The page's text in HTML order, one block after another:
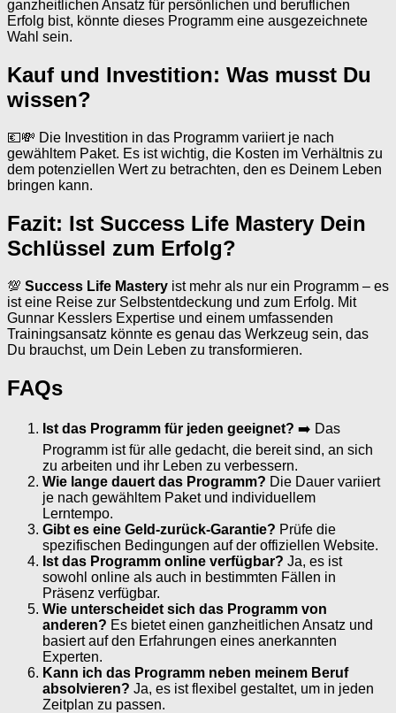
ganzheitlichen Ansatz für persönlichen und beruflichen
Erfolg bist, könnte dieses Programm eine ausgezeichnete
Wahl sein.
Kauf und Investition: Was musst Du
wissen?
💶💸 Die Investition in das Programm variiert je nach
gewähltem Paket. Es ist wichtig, die Kosten im Verhältnis zu
dem potenziellen Wert zu betrachten, den es Deinem Leben
bringen kann.
Fazit: Ist Success Life Mastery Dein
Schlüssel zum Erfolg?
💯 Success Life Mastery ist mehr als nur ein Programm – es
ist eine Reise zur Selbstentdeckung und zum Erfolg. Mit
Gunnar Kesslers Expertise und einem umfassenden
Trainingsansatz könnte es genau das Werkzeug sein, das
Du brauchst, um Dein Leben zu transformieren.
FAQs
Ist das Programm für jeden geeignet? ➡️ Das
Programm ist für alle gedacht, die bereit sind, an sich
zu arbeiten und ihr Leben zu verbessern.
Wie lange dauert das Programm? Die Dauer variiert
je nach gewähltem Paket und individuellem
Lerntempo.
Gibt es eine Geld-zurück-Garantie? Prüfe die
spezifischen Bedingungen auf der offiziellen Website.
Ist das Programm online verfügbar? Ja, es ist
sowohl online als auch in bestimmten Fällen in
Präsenz verfügbar.
Wie unterscheidet sich das Programm von
anderen? Es bietet einen ganzheitlichen Ansatz und
basiert auf den Erfahrungen eines anerkannten
Experten.
Kann ich das Programm neben meinem Beruf
absolvieren? Ja, es ist flexibel gestaltet, um in jeden
Zeitplan zu passen.